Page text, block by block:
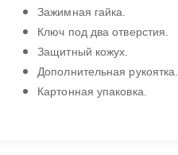
Зажимная гайка.
Ключ под два отверстия.
Защитный кожух.
Дополнительная рукоятка.
Картонная упаковка.